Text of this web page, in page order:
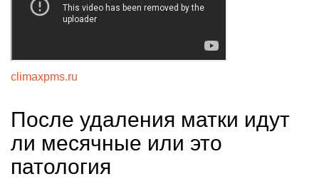
climaxpms.ru
После удаления матки идут
ли месячные или это
патология